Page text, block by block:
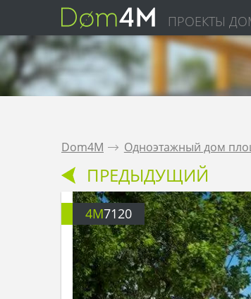
ПРОЕКТЫ
Dom4M . Одноэтажный дом
ПРЕДЫДУЩИЙ
4M7120